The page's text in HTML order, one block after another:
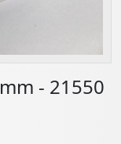
- 21550